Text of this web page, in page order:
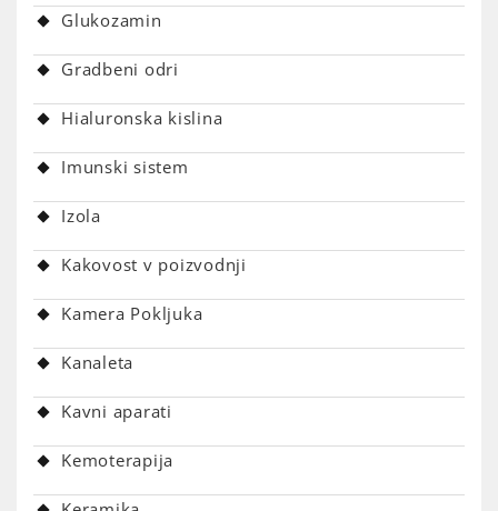
Glukozamin
Gradbeni odri
Hialuronska kislina
Imunski sistem
Izola
Kakovost v poizvodnji
Kamera Pokljuka
Kanaleta
Kavni aparati
Kemoterapija